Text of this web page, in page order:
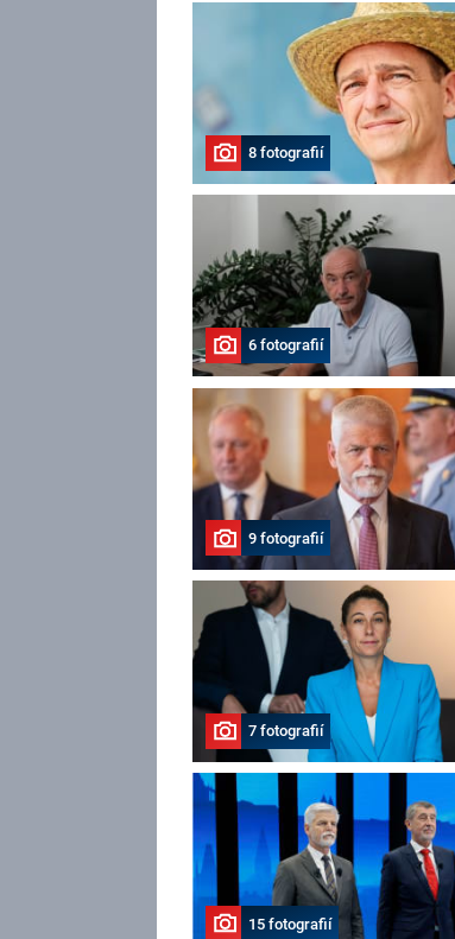
8 fotografií
6 fotografií
9 fotografií
7 fotografií
15 fotografií